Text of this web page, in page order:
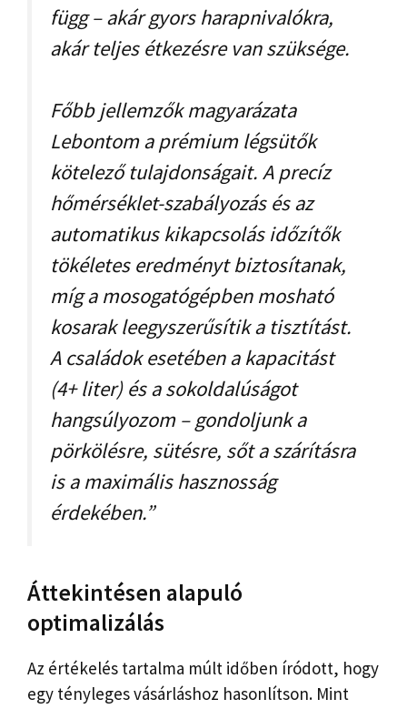
függ – akár gyors harapnivalókra,
akár teljes étkezésre van szüksége.
Főbb jellemzők magyarázata
Lebontom a prémium légsütők
kötelező tulajdonságait. A precíz
hőmérséklet-szabályozás és az
automatikus kikapcsolás időzítők
tökéletes eredményt biztosítanak,
míg a mosogatógépben mosható
kosarak leegyszerűsítik a tisztítást.
A családok esetében a kapacitást
(4+ liter) és a sokoldalúságot
hangsúlyozom – gondoljunk a
pörkölésre, sütésre, sőt a szárításra
is a maximális hasznosság
érdekében.”
Áttekintésen alapuló
optimalizálás
Az értékelés tartalma múlt időben íródott, hogy
egy tényleges vásárláshoz hasonlítson. Mint